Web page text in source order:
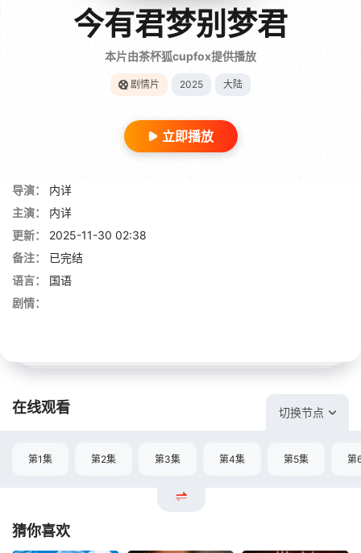
今有君梦别梦君
本片由茶杯狐cupfox提供播放
剧情片 2025 大陆
立即播放
导演：
内详
主演：
内详
更新：
2025-11-30 02:38
备注：
已完结
语言：
国语
剧情：
在线观看 切换节点
第1集 第2集 第3集 第4集 第5集 第
猜你喜欢